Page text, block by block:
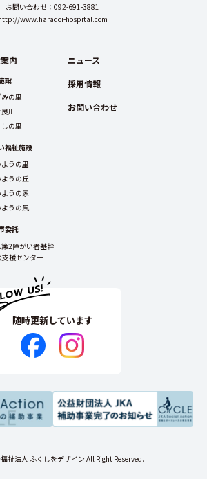
お問い合わせ：092-691-3881
www.haradoi-hospital.com
内
設
の里
川
の里
福祉施設
うの里
うの丘
うの家
ようの風
委託
2障がい者基幹
支援センター
ニュース
採用情報
お問い合わせ
随時更新しています
祉法人 ふくしをデザイン All Right Reserved.